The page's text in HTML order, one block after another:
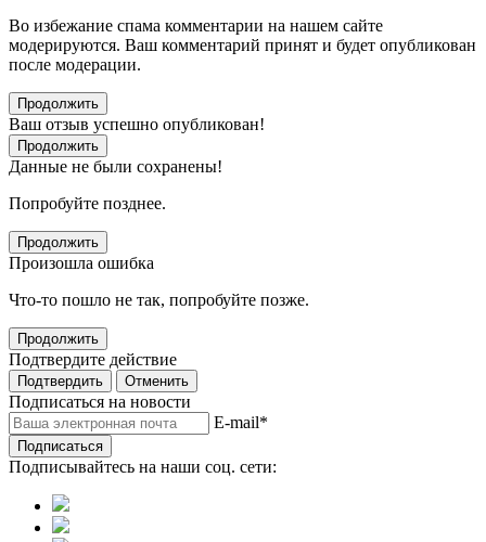
Во избежание спама комментарии на нашем сайте
модерируются. Ваш комментарий принят и будет опубликован
после модерации.
Продолжить
Ваш отзыв успешно опубликован!
Продолжить
Данные не были сохранены!
Попробуйте позднее.
Продолжить
Произошла ошибка
Что-то пошло не так, попробуйте позже.
Продолжить
Подтвердите действие
Подтвердить Отменить
Подписаться на новости
E-mail*
Подписаться
Подписывайтесь на наши соц. сети: